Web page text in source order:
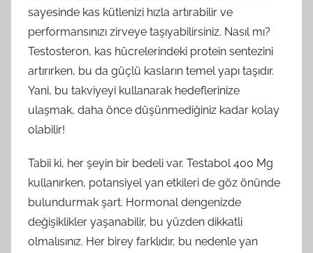
sayesinde kas kütlenizi hızla artırabilir ve
performansınızı zirveye taşıyabilirsiniz. Nasıl mı?
Testosteron, kas hücrelerindeki protein sentezini
artırırken, bu da güçlü kasların temel yapı taşıdır.
Yani, bu takviyeyi kullanarak hedeflerinize
ulaşmak, daha önce düşünmediğiniz kadar kolay
olabilir!
Tabii ki, her şeyin bir bedeli var. Testabol 400 Mg
kullanırken, potansiyel yan etkileri de göz önünde
bulundurmak şart. Hormonal dengenizde
değişiklikler yaşanabilir, bu yüzden dikkatli
olmalısınız. Her birey farklıdır, bu nedenle yan